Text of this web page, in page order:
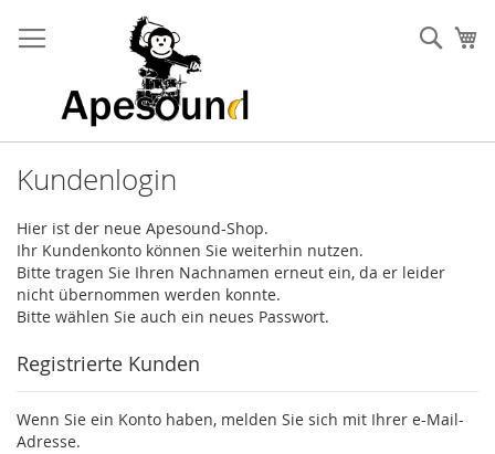
Inhalt
springen
Kundenlogin
Hier ist der neue Apesound-Shop.
Ihr Kundenkonto können Sie weiterhin nutzen.
Bitte tragen Sie Ihren Nachnamen erneut ein, da er leider
nicht übernommen werden konnte.
Bitte wählen Sie auch ein neues Passwort.
Registrierte Kunden
Wenn Sie ein Konto haben, melden Sie sich mit Ihrer e-Mail-
Adresse.